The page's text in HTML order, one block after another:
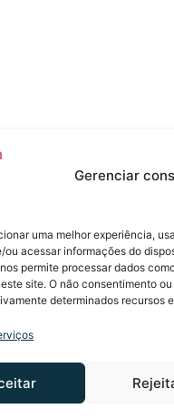
Gerenciar
uma melhor experiência,
ou acessar informações do
permite processar dados
site. O não consentimento
determinados recursos